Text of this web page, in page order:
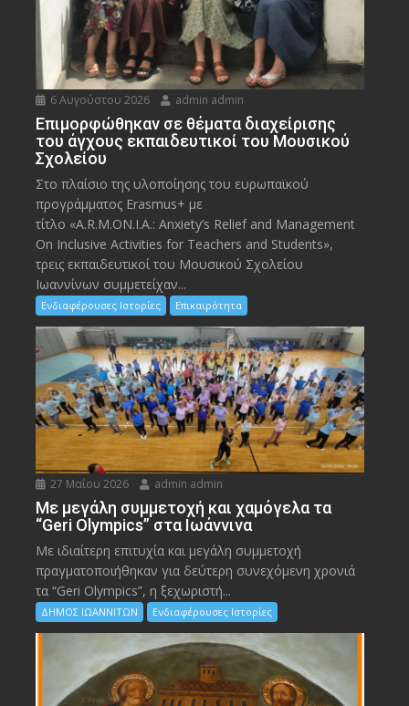
6 Αυγούστου 2026 admin admin
Eπιμορφώθηκαν σε θέματα διαχείρισης
του άγχους εκπαιδευτικοί του Μουσικού
Σχολείου
Στο πλαίσιο της υλοποίησης του ευρωπαϊκού
προγράμματος Erasmus+ με
τίτλο «A.R.M.ON.I.A.: Anxiety’s Relief and Management
On Inclusive Activities for Teachers and Students»,
τρεις εκπαιδευτικοί του Μουσικού Σχολείου
Ιωαννίνων συμμετείχαν...
Ενδιαφέρουσες Ιστορίες Επικαιρότητα
27 Μαΐου 2026 admin admin
Με μεγάλη συμμετοχή και χαμόγελα τα
“Geri Olympics” στα Ιωάννινα
Με ιδιαίτερη επιτυχία και μεγάλη συμμετοχή
πραγματοποιήθηκαν για δεύτερη συνεχόμενη χρονιά
τα “Geri Olympics”, η ξεχωριστή...
ΔΗΜΟΣ ΙΩΑΝΝΙΤΩΝ Ενδιαφέρουσες Ιστορίες